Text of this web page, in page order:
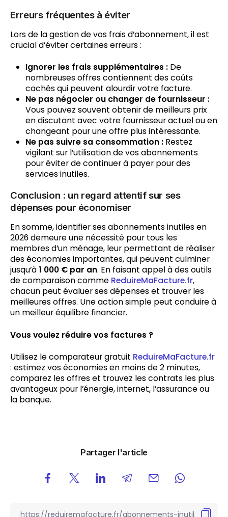
Erreurs fréquentes à éviter
Lors de la gestion de vos frais d’abonnement, il est
crucial d’éviter certaines erreurs :
Ignorer les frais supplémentaires : De
nombreuses offres contiennent des coûts
cachés qui peuvent alourdir votre facture.
Ne pas négocier ou changer de fournisseur :
Vous pouvez souvent obtenir de meilleurs prix
en discutant avec votre fournisseur actuel ou en
changeant pour une offre plus intéressante.
Ne pas suivre sa consommation : Restez
vigilant sur l’utilisation de vos abonnements
pour éviter de continuer à payer pour des
services inutiles.
Conclusion : un regard attentif sur ses
dépenses pour économiser
En somme, identifier ses abonnements inutiles en
2026 demeure une nécessité pour tous les
membres d’un ménage, leur permettant de réaliser
des économies importantes, qui peuvent culminer
jusqu’à1 000 € par an. En faisant appel à des outils
de comparaison comme ReduireMaFacture.fr,
chacun peut évaluer ses dépenses et trouver les
meilleures offres. Une action simple peut conduire à
un meilleur équilibre financier.
Vous voulez réduire vos factures ?
Utilisez le comparateur gratuit ReduireMaFacture.fr
: estimez vos économies en moins de 2 minutes,
comparez les offres et trouvez les contrats les plus
avantageux pour l’énergie, internet, l’assurance ou
la banque.
Partager l'article